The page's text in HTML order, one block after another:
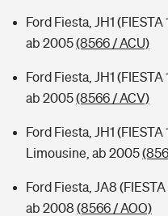
Ford Fiesta, JH1
ab 2005(8566 / ACU)
Ford Fiesta, JH1
ab 2005(8566 / ACV)
Ford Fiesta, JH1 (FIESTA
Limousine, ab 2005
Ford Fiesta, JA8
ab 2008 (8566 / AOO)